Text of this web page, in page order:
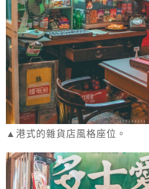
▲港式的雜貨店風格座位。